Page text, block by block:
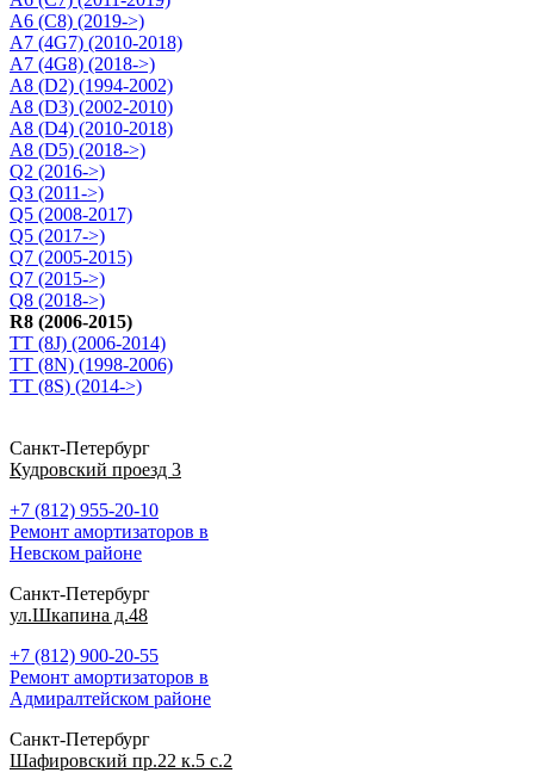
A6 (C8) (2019->)
A7 (4G7) (2010-2018)
A7 (4G8) (2018->)
A8 (D2) (1994-2002)
A8 (D3) (2002-2010)
A8 (D4) (2010-2018)
A8 (D5) (2018->)
Q2 (2016->)
Q3 (2011->)
Q5 (2008-2017)
Q5 (2017->)
Q7 (2005-2015)
Q7 (2015->)
Q8 (2018->)
R8 (2006-2015)
TT (8J) (2006-2014)
TT (8N) (1998-2006)
TT (8S) (2014->)
Санкт-Петербург
Кудровский проезд 3
+7 (812) 955-20-10
Ремонт амортизаторов в
Невском районе
Санкт-Петербург
ул.Шкапина д.48
+7 (812) 900-20-55
Ремонт амортизаторов в
Адмиралтейском районе
Санкт-Петербург
Шафировский пр.22 к.5 с.2